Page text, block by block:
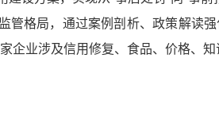
格局，通过案例剖析、政策解读
业涉及信用修复、食品、价格、知